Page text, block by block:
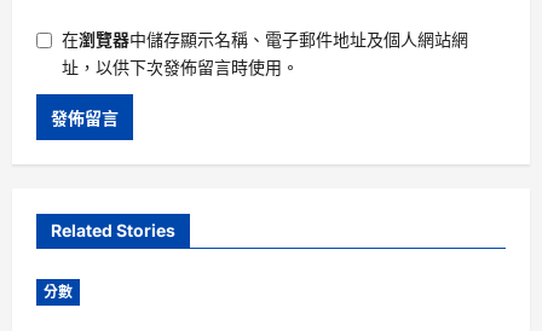
在瀏覽器中儲存顯示名稱、電子郵件地址及個人網站網
址，以供下次發佈留言時使用。
Related Stories
分數